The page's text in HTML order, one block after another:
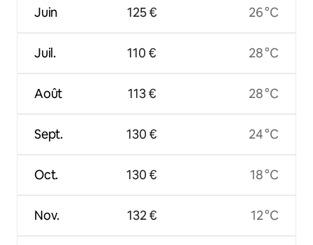
Juin
Juil.
Août
Sept.
Oct.
Nov.
125 €
110 €
113 €
130 €
130 €
132 €
26 °C
28 °C
28 °C
24 °C
18 °C
12 °C